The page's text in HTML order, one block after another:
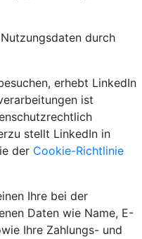
durch
erhebt LinkedIn
ist
stellt LinkedIn in
der Cookie-Richtlinie
Ihre bei der
Daten wie Name, E-
Ihre Zahlungs- und